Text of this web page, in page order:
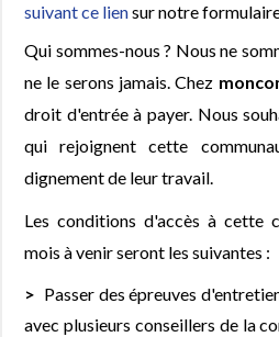
suivant ce liensur notre
Qui sommes-nous ? Nous ne
ne le serons jamais. Chez
droit d'entrée à payer. Nous
qui rejoignent cette
dignement de leur travail.
Les conditions d'accès à cette
mois à venir seront les suivantes :
Passer des épreuves
avec plusieurs conseillers de la